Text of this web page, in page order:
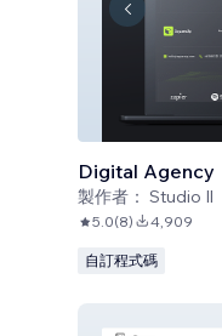
Digital Agency
製作者： Studio Il
5.0(8) 4,909
自訂程式碼